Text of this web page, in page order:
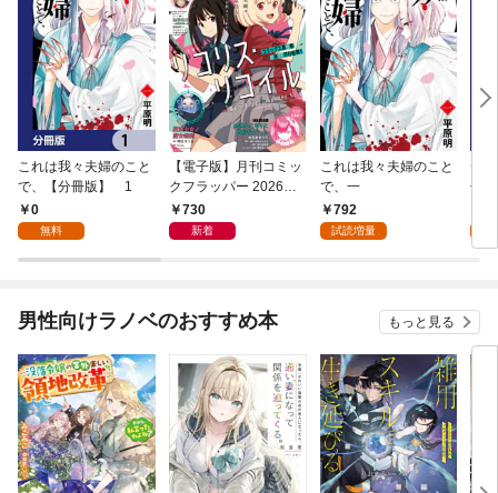
これは我々夫婦のこと
で、【分冊版】 1
0
無料
【電子版】月刊コミッ
クフラッパー 2026年9
月号730
新着
これは我々夫婦のこと
で、一
792
試読増量
チ
冊
男性向けラノベのおすすめ本 もっと見る